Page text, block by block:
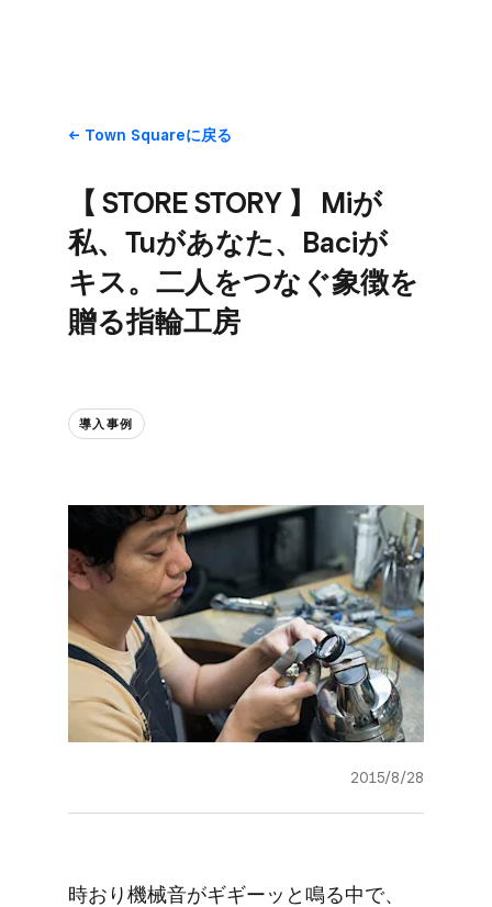
Town Squareに​戻る
【 STORE STORY 】 Miが​
私、​Tuが​あなた、​Baciが​
キス。​二人を​つなぐ​象徴を​
贈る​指輪工房
導入事例
2015/8/28
時おり機械音が​ギギーッと​鳴る​中で、​